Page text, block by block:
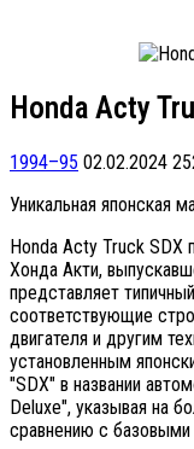
Honda Acty
1994–95 02.02.2024
Уникальная японская
Honda Acty Truck SDX
Хонда Акти,
представляет
соответствующие
двигателя и другим
установленным
"SDX" в названии
Deluxe", указывая на
сравнению с